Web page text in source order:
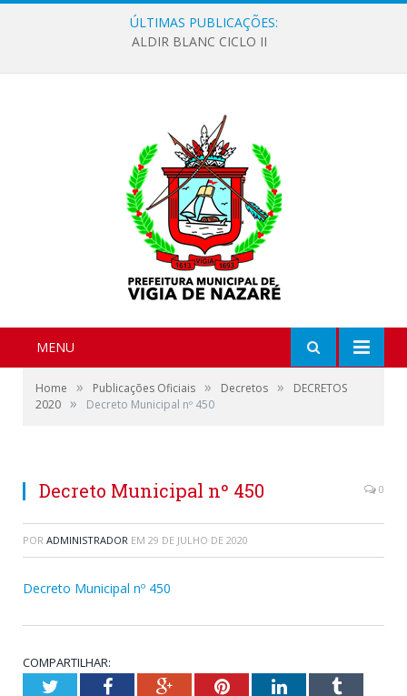
ÚLTIMAS PUBLICAÇÕES:
ALDIR BLANC CICLO II
MENU
Home » Publicações Oficiais » Decretos »
DECRETOS
2020 » Decreto Municipal nº 450
Decreto Municipal nº 450 0
POR ADMINISTRADOR EM 29 DE JULHO DE 2020
Decreto Municipal nº 450
COMPARTILHAR:
TwitterFacebookGoogle+PinterestLinkedInTumblr